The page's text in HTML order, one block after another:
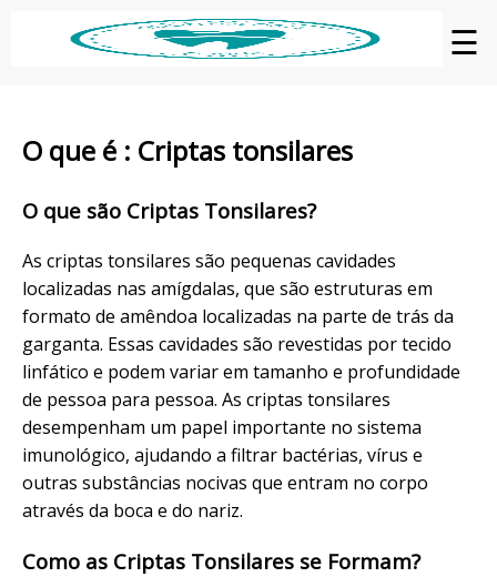
☰
O que é : Criptas tonsilares
O que são Criptas Tonsilares?
As criptas tonsilares são pequenas cavidades
localizadas nas amígdalas, que são estruturas em
formato de amêndoa localizadas na parte de trás da
garganta. Essas cavidades são revestidas por tecido
linfático e podem variar em tamanho e profundidade
de pessoa para pessoa. As criptas tonsilares
desempenham um papel importante no sistema
imunológico, ajudando a filtrar bactérias, vírus e
outras substâncias nocivas que entram no corpo
através da boca e do nariz.
Como as Criptas Tonsilares se Formam?